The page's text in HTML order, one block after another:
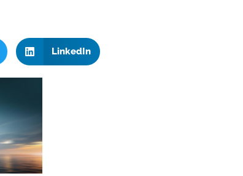
LinkedIn